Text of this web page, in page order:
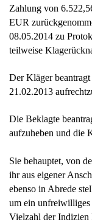
Zahlung von
EUR
08.05.2014 zu
teilweise
Der Kläger
21.02.2013
Die Beklagte
aufzuheben und die
Sie behauptet, von
ihr aus eigener
ebenso in Abrede
um ein unfreiwilliges
Vielzahl der Indizien